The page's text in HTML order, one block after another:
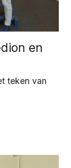
en
teken van